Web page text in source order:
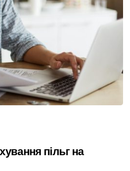
пільг на